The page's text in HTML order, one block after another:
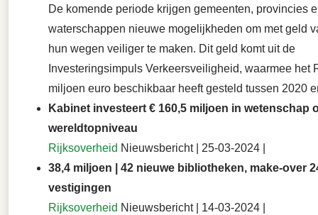
De komende periode krijgen gemeenten, provincies
waterschappen nieuwe mogelijkheden om met geld
hun wegen veiliger te maken. Dit geld komt uit de
Investeringsimpuls Verkeersveiligheid, waarmee het
miljoen euro beschikbaar heeft gesteld tussen 2020
Kabinet investeert € 160,5 miljoen in wetenschap
wereldtopniveau
Rijksoverheid Nieuwsbericht | 25-03-2024 |
38,4 miljoen | 42 nieuwe bibliotheken, make-over
vestigingen
Rijksoverheid Nieuwsbericht | 14-03-2024 |